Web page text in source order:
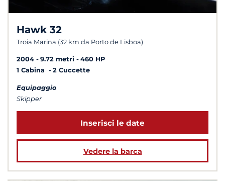
Hawk 32
Troia Marina (32 km da Porto de Lisboa)
2004 9.72 metri
460 HP
1 Cabina
2 Cuccette
Equipaggio
Skipper
Inserisci le date
Vedere la barca